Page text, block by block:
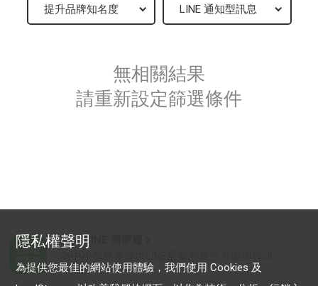
無相關結果
請重新設定篩選條件
加入 LINE 商家報
隱私權聲明
為提供您最佳的網站使用體驗，我們使用 Cookies 及